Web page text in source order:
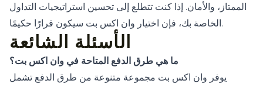
الممتاز، والأمان. إذا كنت تتطلع إلى تحسين استراتيجيات التداول
الخاصة بك، فإن اختيار وان اكس بت سيكون قرارًا حكيمًا.
الأسئلة الشائعة
ما هي طرق الدفع المتاحة في وان اكس بت؟
يوفر وان اكس بت مجموعة متنوعة من طرق الدفع تشمل